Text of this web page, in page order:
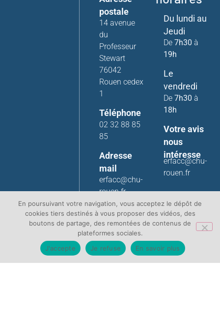
postale
14 avenue
du
Professeur
Stewart
76042
Rouen cedex
1
Téléphone
02 32 88 85
85
Adresse
mail
erfacc@chu-
rouen.fr
Du lundi au
Jeudi
De 7h30 à
19h
Le
vendredi
De 7h30 à
18h
Votre avis
nous
intéresse
erfacc@chu-
rouen.fr
En poursuivant votre navigation, vous acceptez le dépôt de
cookies tiers destinés à vous proposer des vidéos, des
boutons de partage, des remontées de contenus de
plateformes sociales.
J'accepte
Je refuse En savoir plus